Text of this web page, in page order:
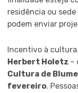
residência ou
podem enviar
Incentivo à
Herbert Holetz –
Cultura de
fevereiro.